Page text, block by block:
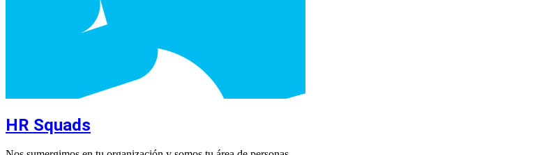
HR Squads